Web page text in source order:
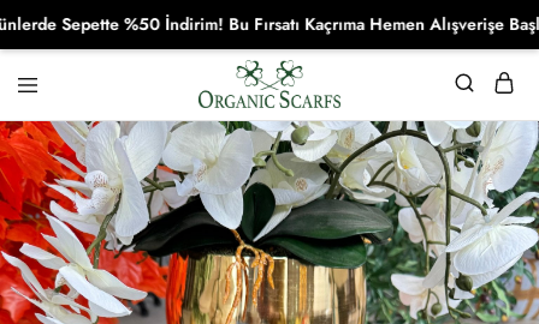
Organikscarf
Sepette %50 İndirim! Bu Fırsatı Kaçrıma Hemen Alışverişe Başla!